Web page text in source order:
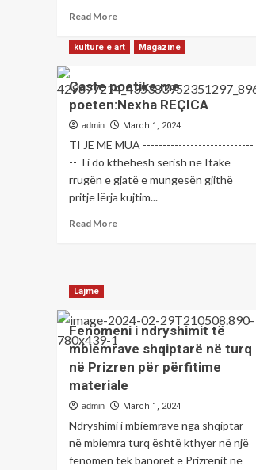
Read MoreRead
about
ju
përket
atyre
i
falën
lirisë
gjak
gjymtyrë-
UÇK-
së.
kulture e art Magazine
Çaste poetike me
poeten:Nexha REÇICA
admin March 1, 2024
TI JE ME MUA ----------------------------
-- Ti do kthehesh sërish në Itakë
rrugën e gjatë e mungesën gjithë
pritje lërja kujtim...
Read MoreRead
REÇICA
Lajme
Fenomeni i ndryshimit të
mbiemrave shqiptarë në turq
në Prizren për përfitime
materiale
admin March 1, 2024
Ndryshimi i mbiemrave nga shqiptar
në mbiemra turq është kthyer në një
fenomen tek banorët e Prizrenit në